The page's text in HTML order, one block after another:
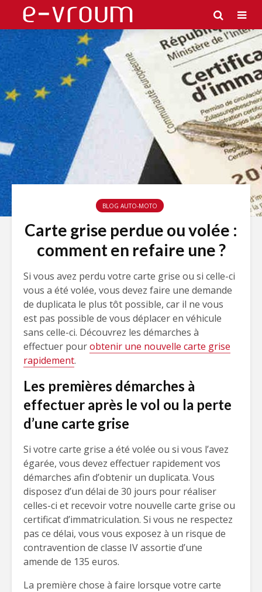
BLOG AUTO-MOTO
Carte grise perdue ou volée :
comment en refaire une ?
Si vous avez perdu votre carte grise ou si celle-ci
vous a été volée, vous devez faire une demande
de duplicata le plus tôt possible, car il ne vous
est pas possible de vous déplacer en véhicule
sans celle-ci. Découvrez les démarches à
effectuer pourobtenir une nouvelle carte grise
rapidement.
Les premières démarches à
effectuer après le vol ou la perte
d’une carte grise
Si votre carte grise a été volée ou si vous l’avez
égarée, vous devez effectuer rapidement vos
démarches afin d’obtenir un duplicata. Vous
disposez d’un délai de 30 jours pour réaliser
celles-ci et recevoir votre nouvelle carte grise ou
certificat d’immatriculation. Si vous ne respectez
pas ce délai, vous vous exposez à un risque de
contravention de classe IV assortie d’une
amende de 135 euros.
La première chose à faire lorsque votre carte